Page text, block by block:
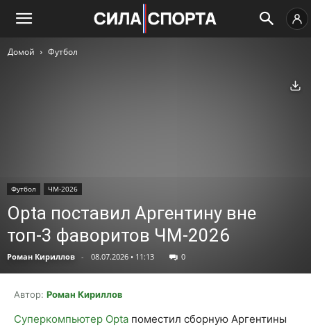
Домой Футбол
Футбол ЧМ-2026
Opta поставил Аргентину вне
топ-3 фаворитов ЧМ-2026
Роман Кириллов - 08.07.2026 • 11:13 0
Автор: Роман Кириллов
Суперкомпьютер Opta поместил сборную Аргентины